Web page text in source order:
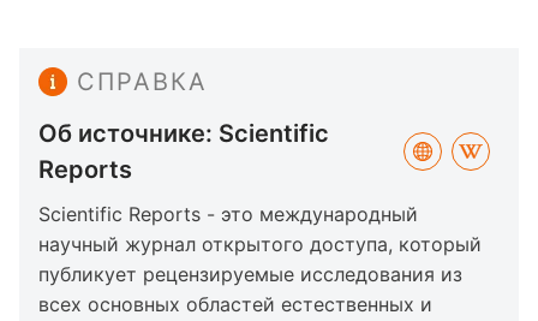
СПРАВКА
Об источнике: Scientific
Reports
Scientific Reports - это международный
научный журнал открытого доступа, который
публикует рецензируемые исследования из
всех основных областей естественных и